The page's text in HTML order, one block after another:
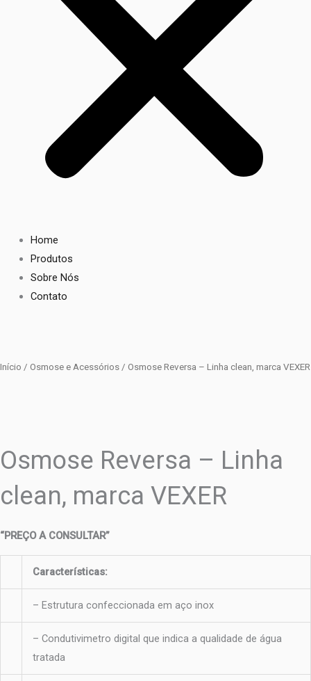
Home
Produtos
Sobre Nós
Contato
Início / Osmose e Acessórios / Osmose Reversa – Linha clean, marca VEXER
Osmose Reversa – Linha
clean, marca VEXER
“PREÇO A CONSULTAR”
Características:
– Estrutura confeccionada em aço inox
– Condutivimetro digital que indica a qualidade de água
tratada